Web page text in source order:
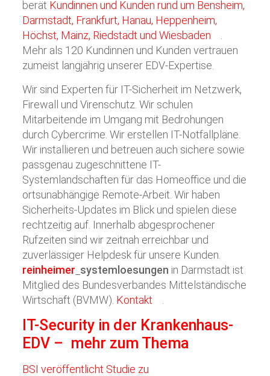
berät Kundinnen und Kunden rund um Bensheim,
Darmstadt, Frankfurt, Hanau, Heppenheim,
Höchst, Mainz, Riedstadt und Wiesbaden
Mehr als 120 Kundinnen und Kunden vertrauen
zumeist langjährig unserer EDV-Expertise.
Wir sind Experten für IT-Sicherheit im Netzwerk,
Firewall und Virenschutz. Wir schulen
Mitarbeitende im Umgang mit Bedrohungen
durch Cybercrime. Wir erstellen IT-Notfallpläne.
Wir installieren und betreuen auch sichere sowie
passgenau zugeschnittene IT-
Systemlandschaften für das Homeoffice und die
ortsunabhängige Remote-Arbeit. Wir haben
Sicherheits-Updates im Blick und spielen diese
rechtzeitig auf. Innerhalb abgesprochener
Rufzeiten sind wir zeitnah erreichbar und
zuverlässiger Helpdesk für unsere Kunden.
reinheimer systemloesungen in Darmstadt ist
Mitglied des Bundesverbandes Mittelständische
Wirtschaft (BVMW). Kontakt
IT-Security in der Krankenhaus-
EDV – mehr zum Thema
BSI veröffentlicht Studie zu